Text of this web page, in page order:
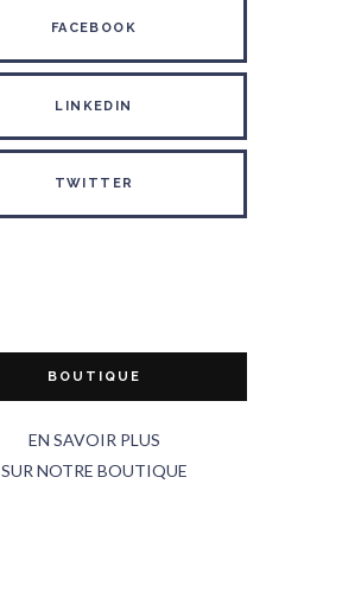
FACEBOOK
LINKEDIN
TWITTER
BOUTIQUE
EN SAVOIR PLUS
SUR NOTRE BOUTIQUE